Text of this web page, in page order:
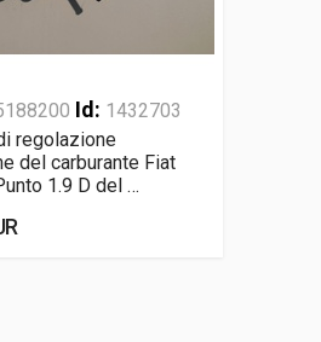
Id: 1432703
regolazione
del carburante Fiat
1.9 D del …